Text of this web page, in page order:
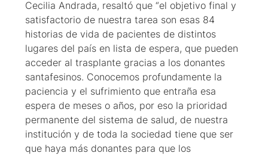
Cecilia Andrada, resaltó que “el objetivo final y
satisfactorio de nuestra tarea son esas 84
historias de vida de pacientes de distintos
lugares del país en lista de espera, que pueden
acceder al trasplante gracias a los donantes
santafesinos. Conocemos profundamente la
paciencia y el sufrimiento que entraña esa
espera de meses o años, por eso la prioridad
permanente del sistema de salud, de nuestra
institución y de toda la sociedad tiene que ser
que haya más donantes para que los